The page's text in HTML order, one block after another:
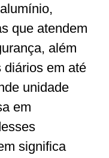
que atendem
além
diários em até
unidade
em
significa